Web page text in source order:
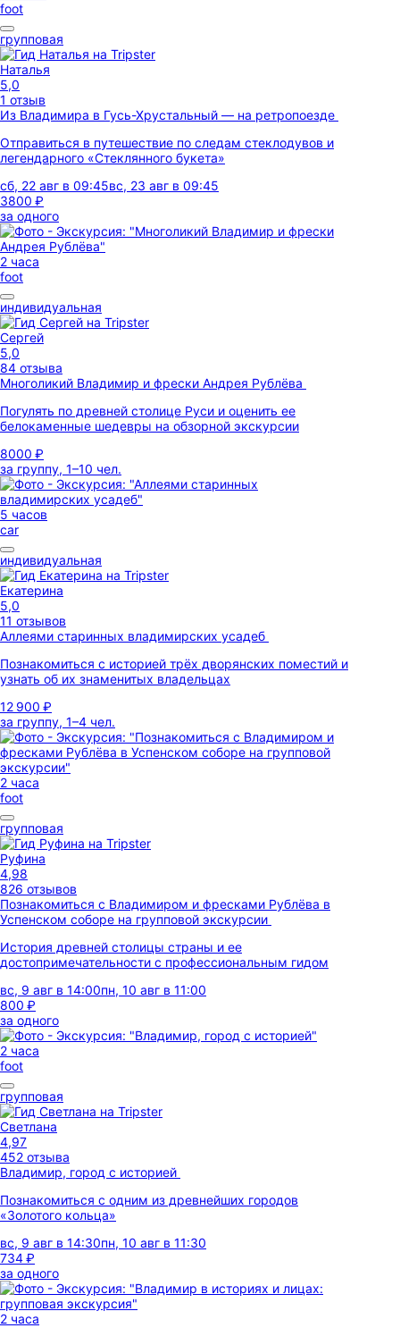
foot
групповая
Наталья
5,0
1 отзыв
Из Владимира в Гусь-Хрустальный — на ретропоезде
Отправиться в путешествие по следам стеклодувов и
легендарного «Стеклянного букета»
сб, 22 авг в 09:45вс, 23 авг в 09:45
3800 ₽
за одного
2 часа
foot
индивидуальная
Сергей
5,0
84 отзыва
Многоликий Владимир и фрески Андрея Рублёва
Погулять по древней столице Руси и оценить ее
белокаменные шедевры на обзорной экскурсии
8000 ₽
за группу, 1–10 чел.
5 часов
car
индивидуальная
Екатерина
5,0
11 отзывов
Аллеями старинных владимирских усадеб
Познакомиться с историей трёх дворянских поместий и
узнать об их знаменитых владельцах
12 900 ₽
за группу, 1–4 чел.
2 часа
foot
групповая
Руфина
4,98
826 отзывов
Познакомиться с Владимиром и фресками Рублёва в
Успенском соборе на групповой экскурсии
История древней столицы страны и ее
достопримечательности с профессиональным гидом
вс, 9 авг в 14:00пн, 10 авг в 11:00
800 ₽
за одного
2 часа
foot
групповая
Светлана
4,97
452 отзыва
Владимир, город с историей
Познакомиться с одним из древнейших городов
«Золотого кольца»
вс, 9 авг в 14:30пн, 10 авг в 11:30
734 ₽
за одного
2 часа